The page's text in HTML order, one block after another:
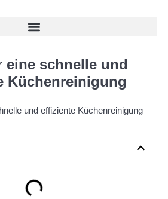
eine schnelle und
Küchenreinigung